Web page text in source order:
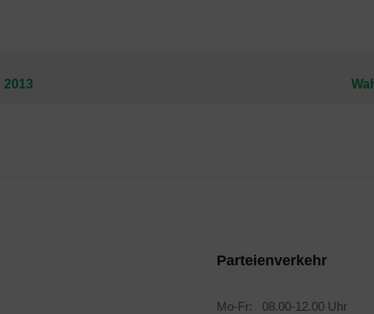
Parteienverkehr
Mo-Fr: 08.00-12.00 Uhr